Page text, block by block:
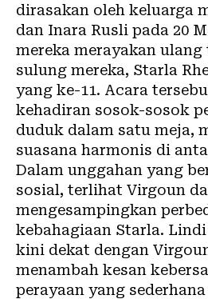
dirasakan oleh keluarga
dan Inara Rusli pada 20
mereka merayakan
sulung mereka, Starla
yang ke-11. Acara
kehadiran sosok-sosok
duduk dalam satu meja,
suasana harmonis di
Dalam unggahan yang
sosial, terlihat Virgoun
mengesampingkan
kebahagiaan Starla.
kini dekat dengan
menambah kesan
perayaan yang